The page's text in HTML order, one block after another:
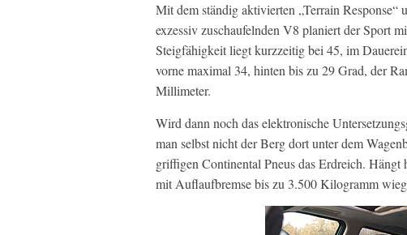
Mit dem ständig aktivierten „Terrain Response“
exzessiv zuschaufelnden V8 planiert der Sport
Steigfähigkeit liegt kurzzeitig bei 45, im
vorne maximal 34, hinten bis zu 29 Grad, der
Millimeter.
Wird dann noch das elektronische
man selbst nicht der Berg dort unter dem
griffigen Continental Pneus das Erdreich.
mit Auflaufbremse bis zu 3.500 Kilogramm